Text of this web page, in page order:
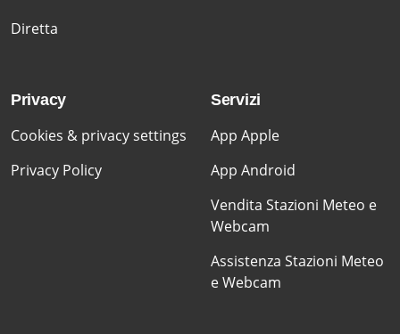
Diretta
Privacy
Cookies & privacy settings
Privacy Policy
Servizi
App Apple
App Android
Vendita Stazioni Meteo e
Webcam
Assistenza Stazioni Meteo
e Webcam